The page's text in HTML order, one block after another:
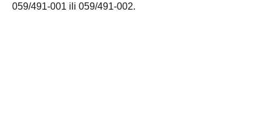
059/491-001 ili 059/491-002.